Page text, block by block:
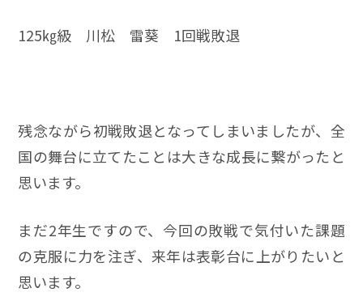
125㎏級 川松 雷葵 1回戦敗退
残念ながら初戦敗退となってしまいましたが、全
国の舞台に立てたことは大きな成長に繋がったと
思います。
まだ2年生ですので、今回の敗戦で気付いた課題
の克服に力を注ぎ、来年は表彰台に上がりたいと
思います。